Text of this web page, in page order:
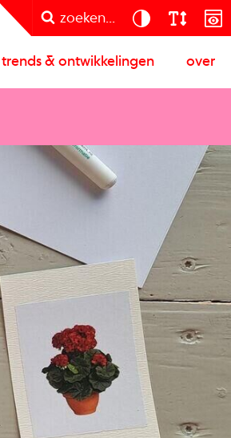
zoeken...
trends & ontwikkelingen over